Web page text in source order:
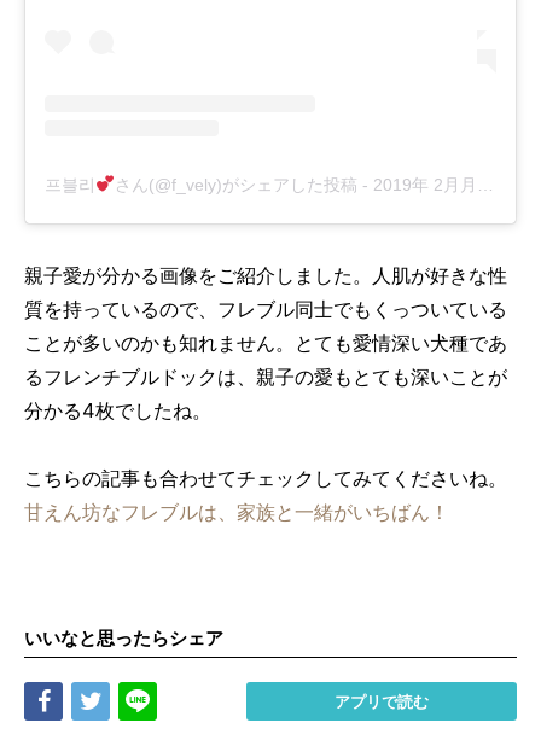
프블리 さん(@f_vely)がシェアした投稿 - 2019年 2月月23日午後9時17分PST
親子愛が分かる画像をご紹介しました。人肌が好きな性
質を持っているので、フレブル同士でもくっついている
ことが多いのかも知れません。とても愛情深い犬種であ
るフレンチブルドックは、親子の愛もとても深いことが
分かる4枚でしたね。
こちらの記事も合わせてチェックしてみてくださいね。
甘えん坊なフレブルは、家族と一緒がいちばん！
いいなと思ったらシェア
Share Tweet アプリで読む